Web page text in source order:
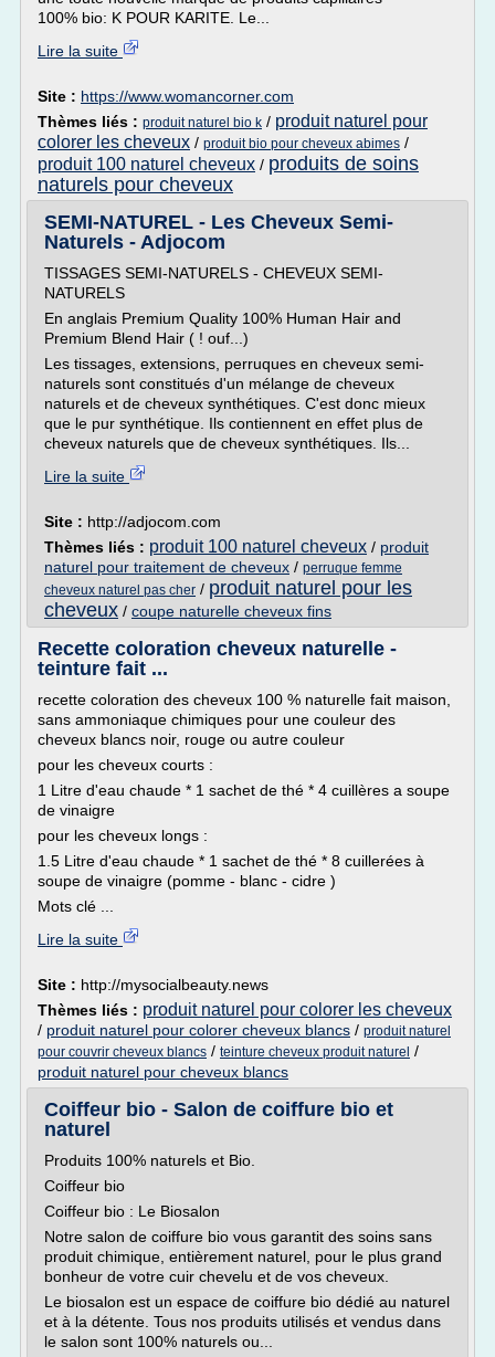
100% bio: K POUR KARITE. Le...
Lire la suite
Site : https://www.womancorner.com
Thèmes liés : produit naturel bio k / produit naturel pour
colorer les cheveux / produit bio pour cheveux abimes /
produit 100 naturel cheveux / produits de soins
naturels pour cheveux
SEMI-NATUREL - Les Cheveux Semi-
Naturels - Adjocom
TISSAGES SEMI-NATURELS - CHEVEUX SEMI-
NATURELS
En anglais Premium Quality 100% Human Hair and
Premium Blend Hair ( ! ouf...)
Les tissages, extensions, perruques en cheveux semi-
naturels sont constitués d'un mélange de cheveux
naturels et de cheveux synthétiques. C'est donc mieux
que le pur synthétique. Ils contiennent en effet plus de
cheveux naturels que de cheveux synthétiques. Ils...
Lire la suite
Site : http://adjocom.com
Thèmes liés : produit 100 naturel cheveux / produit
naturel pour traitement de cheveux / perruque femme
cheveux naturel pas cher / produit naturel pour les
cheveux / coupe naturelle cheveux fins
Recette coloration cheveux naturelle -
teinture fait ...
recette coloration des cheveux 100 % naturelle fait maison,
sans ammoniaque chimiques pour une couleur des
cheveux blancs noir, rouge ou autre couleur
pour les cheveux courts :
1 Litre d'eau chaude * 1 sachet de thé * 4 cuillères a soupe
de vinaigre
pour les cheveux longs :
1.5 Litre d'eau chaude * 1 sachet de thé * 8 cuillerées à
soupe de vinaigre (pomme - blanc - cidre )
Mots clé ...
Lire la suite
Site : http://mysocialbeauty.news
Thèmes liés : produit naturel pour colorer les cheveux
/ produit naturel pour colorer cheveux blancs / produit naturel
pour couvrir cheveux blancs / teinture cheveux produit naturel /
produit naturel pour cheveux blancs
Coiffeur bio - Salon de coiffure bio et
naturel
Produits 100% naturels et Bio.
Coiffeur bio
Coiffeur bio : Le Biosalon
Notre salon de coiffure bio vous garantit des soins sans
produit chimique, entièrement naturel, pour le plus grand
bonheur de votre cuir chevelu et de vos cheveux.
Le biosalon est un espace de coiffure bio dédié au naturel
et à la détente. Tous nos produits utilisés et vendus dans
le salon sont 100% naturels ou...